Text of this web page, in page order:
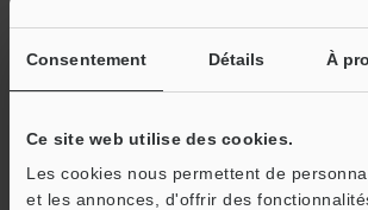
Consentement Détails À
Ce site web utilise des cookies.
Les cookies nous permettent de
et les annonces, d'offrir des
Quantité : Taille totale des fichiers :
Adresse e-mail(obligatoire)